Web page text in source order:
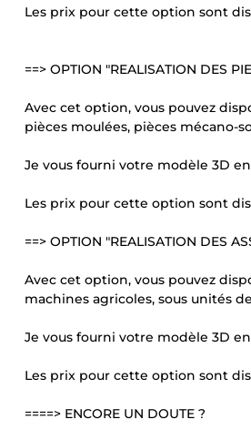
Les prix pour cette option sont
==> OPTION "REALISATION DES
Avec cet option, vous pouvez
pièces moulées, pièces mécano-
Je vous fourni votre modèle 3D
Les prix pour cette option sont
==> OPTION "REALISATION DES
Avec cet option, vous pouvez
machines agricoles, sous unités
Je vous fourni votre modèle 3D
Les prix pour cette option sont
====> ENCORE UN DOUTE ?